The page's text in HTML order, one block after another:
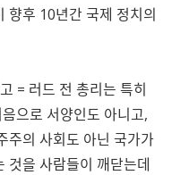
향후 10년간 국제 정치의
= 러드 전 총리는 특히
으로 서양인도 아니고,
주의 사회도 아닌 국가가
것을 사람들이 깨닫는데